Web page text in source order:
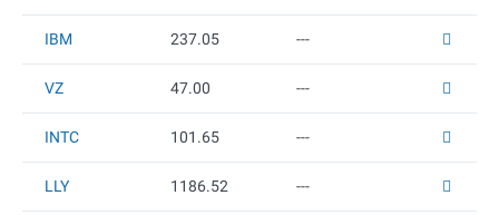
IBM 237.05 ---
VZ 47.00 ---
INTC 101.65 ---
LLY 1186.52 ---